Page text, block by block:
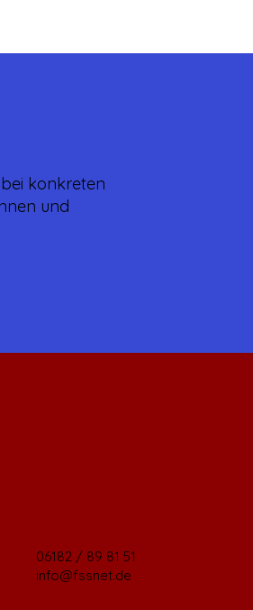
konkreten
und
06182 / 89 81 51
info@fssnet.de